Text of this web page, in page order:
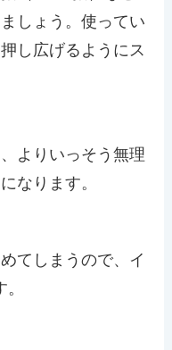
しょう。使ってい
し広げるようにス
よりいっそう無理
なります。
てしまうので、イ